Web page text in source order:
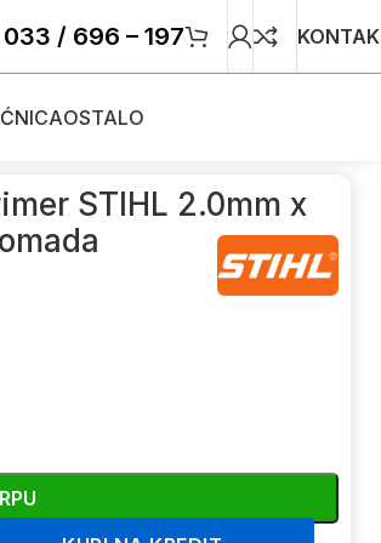
033 / 696 – 197
OSTALO
STIHL 2.0mm x